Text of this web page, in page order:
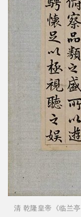
清 乾隆皇帝《临兰